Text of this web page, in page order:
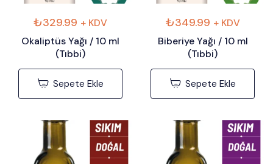
₺329.99 + KDV
Okaliptüs Yağı / 10 ml
(Tıbbi)
Sepete Ekle
₺349.99 + KDV
Biberiye Yağı / 10 ml
(Tıbbi)
Sepete Ekle